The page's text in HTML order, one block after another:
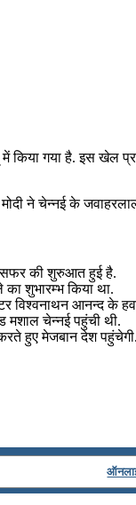
गया है. इस खेल
मोदी ने चेन्नई के
सफर की शुरुआत हुई है.
शुभारम्‍भ किया था.
विश्‍वनाथन आनन्‍द के
मशाल चेन्‍नई पहुंची थी.
हुए मेजबान देश पहुंचेगी.